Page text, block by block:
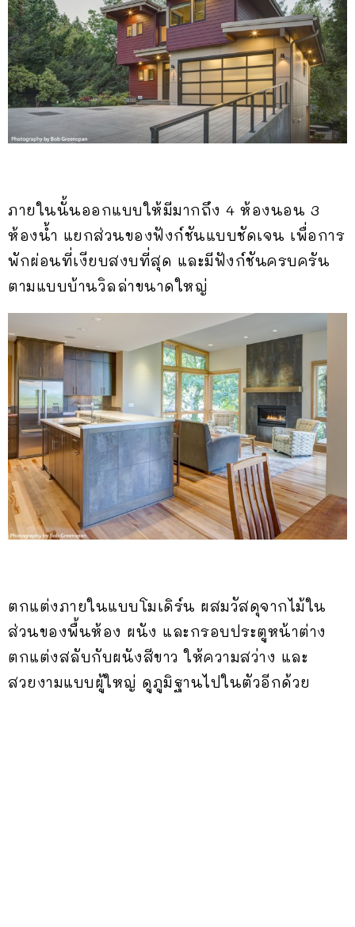
ภายในนั้นออกแบบให้มีมากถึง 4 ห้องนอน 3
ห้องน้ำ แยกส่วนของฟังก์ชันแบบชัดเจน เพื่อการ
พักผ่อนที่เงียบสงบที่สุด และมีฟังก์ชันครบครัน
ตามแบบบ้านวิลล่าขนาดใหญ่
ตกแต่งภายในแบบโมเดิร์น ผสมวัสดุจากไม้ใน
ส่วนของพื้นห้อง ผนัง และกรอบประตูหน้าต่าง
ตกแต่งสลับกับผนังสีขาว ให้ความสว่าง และ
สวยงามแบบผู้ใหญ่ ดูภูมิฐานไปในตัวอีกด้วย